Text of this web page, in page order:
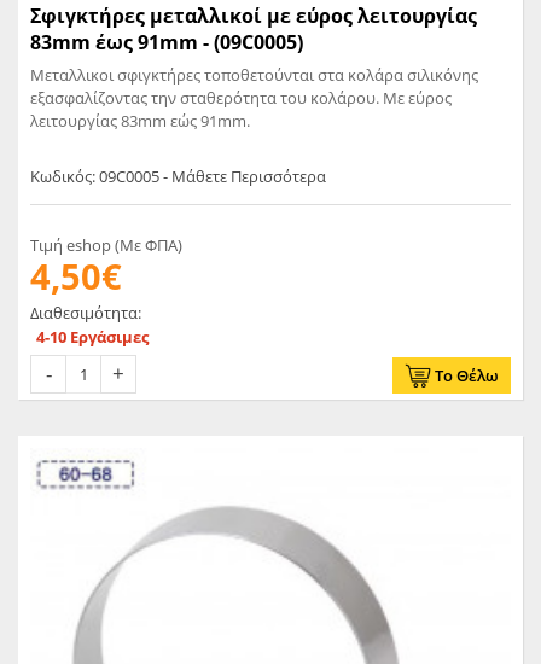
Σφιγκτήρες μεταλλικοί με εύρος λειτουργίας
83mm έως 91mm - (09C0005)
Μεταλλικοι σφιγκτήρες τοποθετούνται στα κολάρα σιλικόνης
εξασφαλίζοντας την σταθερότητα του κολάρου. Με εύρος
λειτουργίας 83mm εώς 91mm.
Κωδικός: 09C0005 - Μάθετε Περισσότερα
Τιμή eshop (Με ΦΠΑ)
4,50€
Διαθεσιμότητα:
4-10 Εργάσιμες
Το Θέλω